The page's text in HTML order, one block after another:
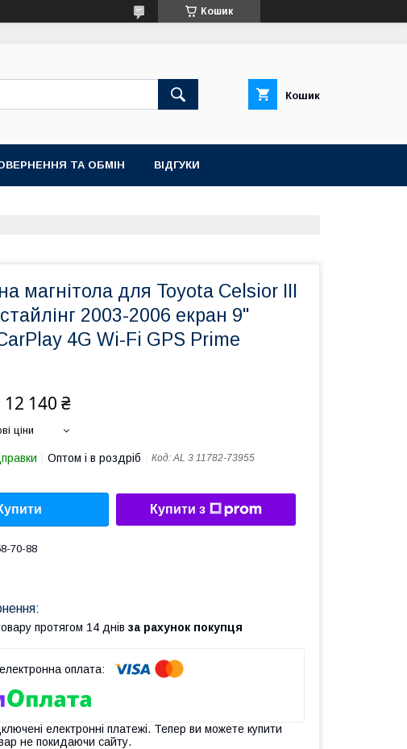
Кошик
Кошик
ТА ОБМІН ВІДГУКИ
магнітола для Toyota Celsior III
2003-2006 екран 9"
4G Wi-Fi GPS Prime
12 140 ₴
ціни
Оптом і в роздріб Код:AL 3 11782-73955
Купити з
70-88
протягом 14 днів за рахунок покупця
електронні платежі. Тепер ви можете купити
не покидаючи сайту.